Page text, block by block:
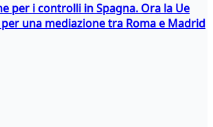
per i controlli in Spagna. Ora la Ue
una mediazione tra Roma e Madrid